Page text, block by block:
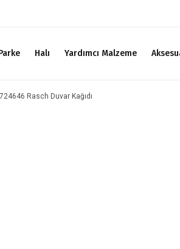
Halı Yardımcı Malzeme
Rasch Duvar Kağıdı